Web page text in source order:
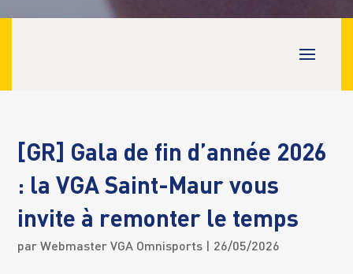
[GR] Gala de fin d’année 2026
: la VGA Saint-Maur vous
invite à remonter le temps
parWebmaster VGA Omnisports | 26/05/2026